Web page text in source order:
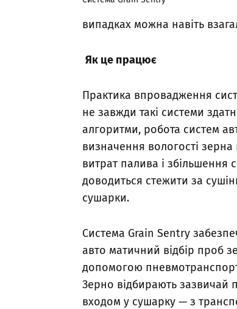
випадках можна навіть
Як це працює
Практика впровадження
не завжди такі системи
алгоритми, робота систем
визначення вологості
витрат палива і збільшення
доводиться стежити за
сушарки.
Система Grain Sentry
авто матичний відбір проб
допомогою
Зерно відбирають зазвичай
входом у сушарку — з